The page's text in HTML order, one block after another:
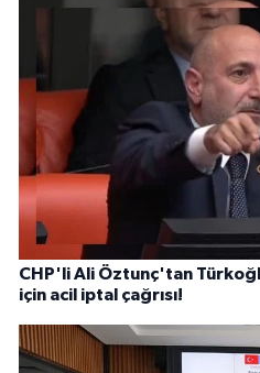
CHP'li Ali Öztunç'tan
için acil iptal çağrısı!